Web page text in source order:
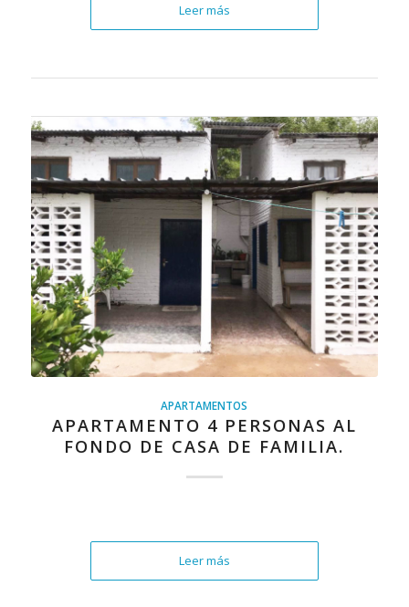
Leer más
APARTAMENTOS
APARTAMENTO 4 PERSONAS AL
FONDO DE CASA DE FAMILIA.
Leer más